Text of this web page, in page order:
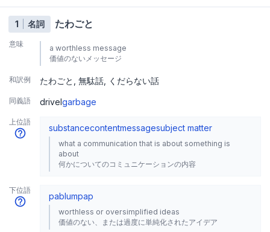
1 名詞 たわごと
意味
a worthless message
価値のないメッセージ
和訳例 たわごと 無駄話 くだらない話
同義語 drivelgarbage
上位語
substancecontentmessagesubject matter
what a communication that is about something is
about
何かについてのコミュニケーションの内容
下位語
pablumpap
worthless or oversimplified ideas
価値のない、または過度に単純化されたアイデア